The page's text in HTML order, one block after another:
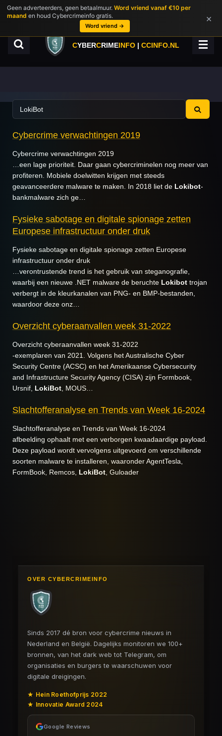
Geen adverteerders, geen betaalmuur. Word vriend vanaf €10 per
maand en houd Cybercrimeinfo gratis.
Word vriend →
×
Ga
direct
hoofdinhoud
CYBERCRIMEINFO | CCINFO.NL
Cybercrime verwachtingen 2019
Cybercrime verwachtingen 2019
…een lage prioriteit. Daar gaan cybercriminelen nog meer van
profiteren. Mobiele doelwitten krijgen met steeds
geavanceerdere malware te maken. In 2018 liet de Lokibot-
bankmalware zich ge…
Fysieke sabotage en digitale spionage zetten
Europese infrastructuur onder druk
Fysieke sabotage en digitale spionage zetten Europese
infrastructuur onder druk
…verontrustende trend is het gebruik van steganografie,
waarbij een nieuwe .NET malware de beruchte Lokibot trojan
verbergt in de kleurkanalen van PNG- en BMP-bestanden,
waardoor deze onz…
Overzicht cyberaanvallen week 31-2022
Overzicht cyberaanvallen week 31-2022
-exemplaren van 2021. Volgens het Australische Cyber
Security Centre (ACSC) en het Amerikaanse Cybersecurity
and Infrastructure Security Agency (CISA) zijn Formbook,
Ursnif, LokiBot , MOUS…
Slachtofferanalyse en Trends van Week 16-2024
Slachtofferanalyse en Trends van Week 16-2024
afbeelding ophaalt met een verborgen kwaadaardige payload.
Deze payload wordt vervolgens uitgevoerd om verschillende
soorten malware te installeren, waaronder AgentTesla,
FormBook, Remcos, LokiBot , Guloader
OVER CYBERCRIMEINFO
Sinds 2017 dé bron voor cybercrime nieuws in
Nederland en België. Dagelijks monitoren we 100+
bronnen, van het dark web tot Telegram, om
organisaties en burgers te waarschuwen voor
digitale dreigingen.
★ Hein Roethofprijs 2022
★ Innovatie Award 2024
Google Reviews